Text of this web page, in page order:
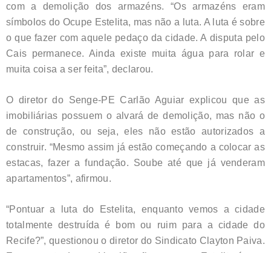
com a demolição dos armazéns. “Os armazéns eram
símbolos do Ocupe Estelita, mas não a luta. A luta é sobre
o que fazer com aquele pedaço da cidade. A disputa pelo
Cais permanece. Ainda existe muita água para rolar e
muita coisa a ser feita”, declarou.
O diretor do Senge-PE Carlão Aguiar explicou que as
imobiliárias possuem o alvará de demolição, mas não o
de construção, ou seja, eles não estão autorizados a
construir. “Mesmo assim já estão começando a colocar as
estacas, fazer a fundação. Soube até que já venderam
apartamentos”, afirmou.
“Pontuar a luta do Estelita, enquanto vemos a cidade
totalmente destruída é bom ou ruim para a cidade do
Recife?”, questionou o diretor do Sindicato Clayton Paiva.